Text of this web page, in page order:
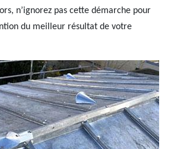
n’ignorez pas cette démarche pour
du meilleur résultat de votre